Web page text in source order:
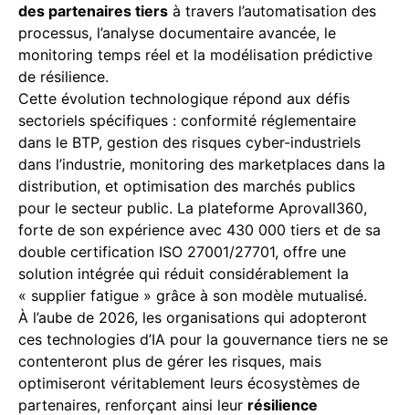
des partenaires tiers à travers l’automatisation des
processus, l’analyse documentaire avancée, le
monitoring temps réel et la modélisation prédictive
de résilience.
Cette évolution technologique répond aux défis
sectoriels spécifiques : conformité réglementaire
dans le BTP, gestion des risques cyber-industriels
dans l’industrie, monitoring des marketplaces dans la
distribution, et optimisation des marchés publics
pour le secteur public. La plateforme Aprovall360,
forte de son expérience avec 430 000 tiers et de sa
double certification ISO 27001/27701, offre une
solution intégrée qui réduit considérablement la
« supplier fatigue » grâce à son modèle mutualisé.
À l’aube de 2026, les organisations qui adopteront
ces technologies d’IA pour la gouvernance tiers ne se
contenteront plus de gérer les risques, mais
optimiseront véritablement leurs écosystèmes de
partenaires, renforçant ainsi leur résilience